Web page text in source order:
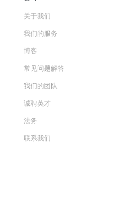
关于我们
我们的服务
博客
常见问题解答
我们的团队
诚聘英才
法务
联系我们